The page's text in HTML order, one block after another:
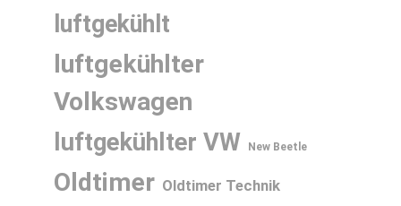
luftgekühlt
luftgekühlter
Volkswagen
luftgekühlter VW New Beetle
Oldtimer Oldtimer Technik